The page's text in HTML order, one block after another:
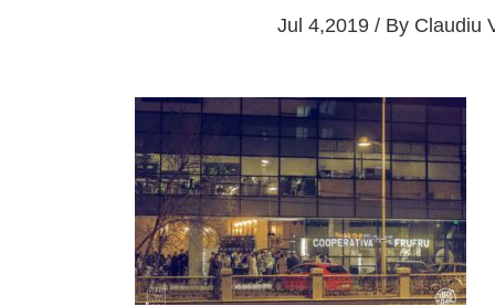
Jul 4,2019 / By Claudiu